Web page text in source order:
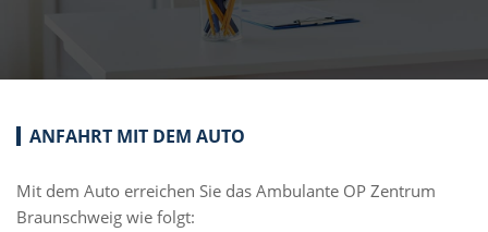
ANFAHRT MIT DEM AUTO
Mit dem Auto erreichen Sie das Ambulante OP Zentrum
Braunschweig wie folgt: